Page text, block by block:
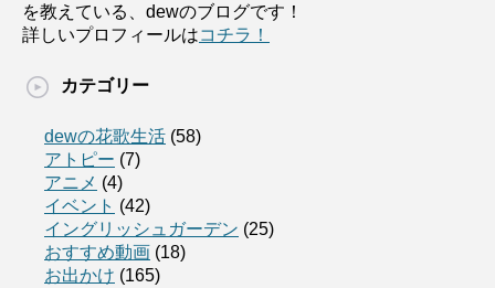
を教えている、dewのブログです！
詳しいプロフィールはコチラ！
カテゴリー
dewの花歌生活 (58)
アトピー (7)
アニメ (4)
イベント (42)
イングリッシュガーデン (25)
おすすめ動画 (18)
お出かけ (165)